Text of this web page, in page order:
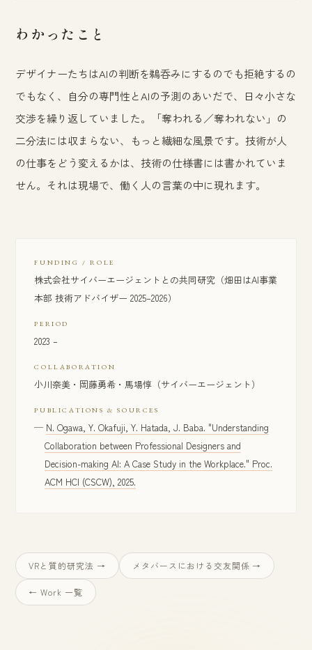
わかったこと
デザイナーたちはAIの判断を鵜呑みにするのでも拒絶するの
でもなく、自分の専門性とAIの予測のあいだで、日々小さな
交渉を繰り返していました。「奪われる／奪われない」の
二分法には収まらない、もっと繊細な風景です。技術が人
の仕事をどう変えるかは、技術の仕様書には書かれていま
せん。それは現場で、働く人の言葉の中に現れます。
FUNDING / ROLE
株式会社サイバーエージェントとの共同研究（畑田はAI事業
本部 技術アドバイザー 2025–2026）
PERIOD
2023 –
COLLABORATION
小川奈美・岡藤勇希・馬場惇（サイバーエージェント）
PUBLICATIONS & SOURCES
N. Ogawa, Y. Okafuji, Y. Hatada, J. Baba. "Understanding
Collaboration between Professional Designers and
Decision-making AI: A Case Study in the Workplace." Proc.
ACM HCI (CSCW), 2025.
VRと質的研究法 → メタバースにおける交友関係 →
← Work 一覧